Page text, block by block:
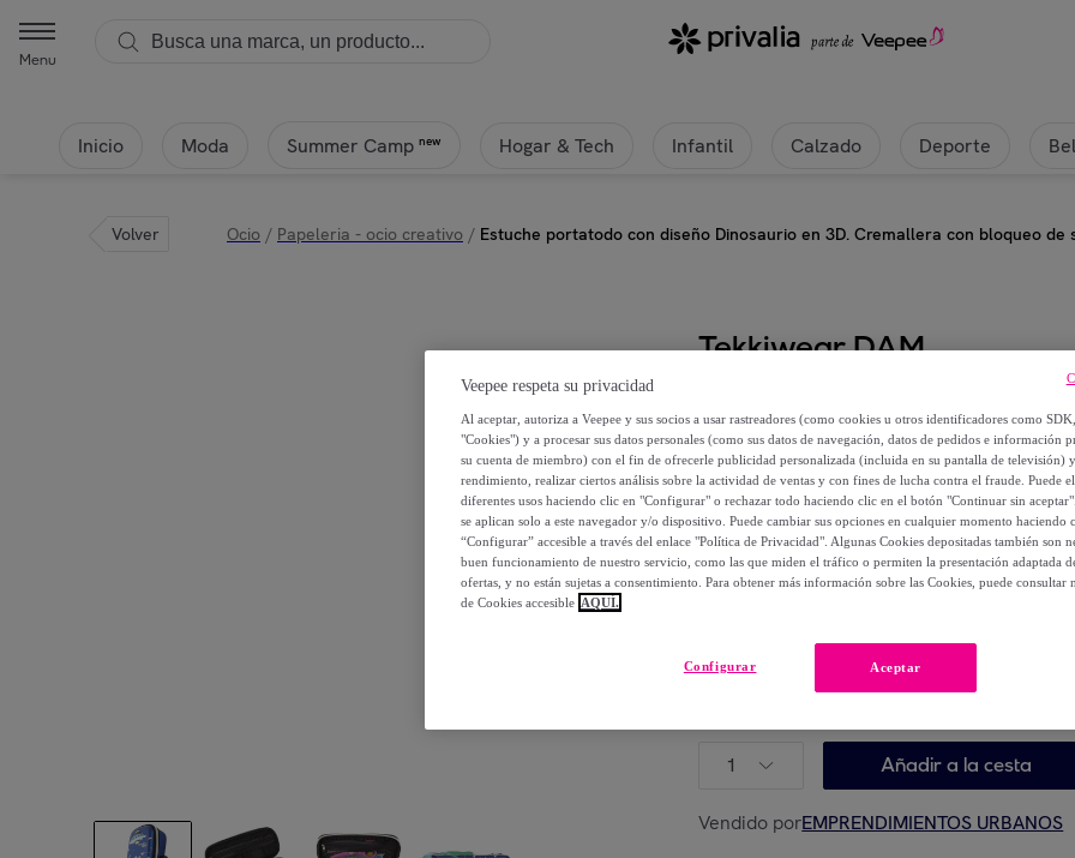
Menu
Inicio Moda Summer Camp new Hogar & Tech Infantil Calzado Deporte
Volver Ocio / Papeleria - ocio creativo / Estuche portatodo con diseño Dinosaurio en 3D. Cremallera con bloqueo de
Tekkiwear DAM
Estuche portatodo con diseño
de seguridad por combinación.
11,99 €
57,10 €
-79%
Modelo:
Estuche portatodo con diseño
1 Añadir a la cesta
Vendido porEMPRENDIMIENTOS URBANOS
Veepee respeta su privacidad
Al aceptar, autoriza a Veepee y sus socios a usar rastreadores (como cookies u otros identificadores como
"Cookies") y a procesar sus datos personales (como sus datos de navegación, datos de pedidos e información
su cuenta de miembro) con el fin de ofrecerle publicidad personalizada (incluida en su pantalla de televisión)
rendimiento, realizar ciertos análisis sobre la actividad de ventas y con fines de lucha contra el fraude. Puede
diferentes usos haciendo clic en "Configurar" o rechazar todo haciendo clic en el botón "Continuar sin
se aplican solo a este navegador y/o dispositivo. Puede cambiar sus opciones en cualquier momento haciendo
“Configurar” accesible a través del enlace "Política de Privacidad". Algunas Cookies depositadas también son
buen funcionamiento de nuestro servicio, como las que miden el tráfico o permiten la presentación adaptada
ofertas, y no están sujetas a consentimiento. Para obtener más información sobre las Cookies, puede consultar
de Cookies accesible AQUÍ.
Aceptar
Configurar